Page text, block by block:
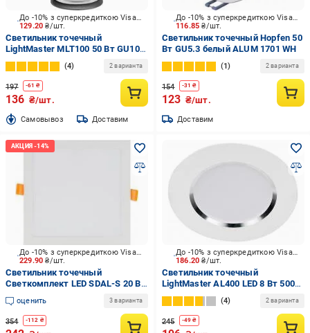
129.20₴/шт.
До -10% з суперкредиткою Visa Вигода
Светильник точечный
LightMaster MLT100 50 Вт GU10
черный
4 2 варианта
197 -61 ₴
136 ₴/шт.
Cамовывоз Доставим
116.85₴/шт.
До -10% з суперкредиткою Visa Вигода
Светильник точечный Hopfen 50
Вт GU5.3 белый ALUM 1701 WH
1 2 варианта
154 -31 ₴
123 ₴/шт.
Доставим
229.90₴/шт.
До -10% з суперкредиткою Visa Вигода
Светильник точечный
Светкомплект LED SDAL-S 20 Вт
4500 К белый
оценить 3 варианта
354 -112 ₴
186.20₴/шт.
До -10% з суперкредиткою Visa Вигода
Светильник точечный
LightMaster AL400 LED 8 Вт 5000
К белый
4 2 варианта
245 -49 ₴